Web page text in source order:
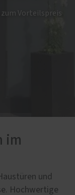
Vorteilspreis
im
und
Hochwertige